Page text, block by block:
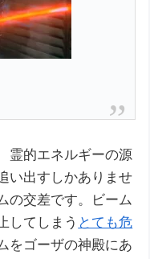
霊的エネルギーの源
い出すしかありませ
の交差です。ビーム
してしまう とても危
をゴーザの神殿にあ